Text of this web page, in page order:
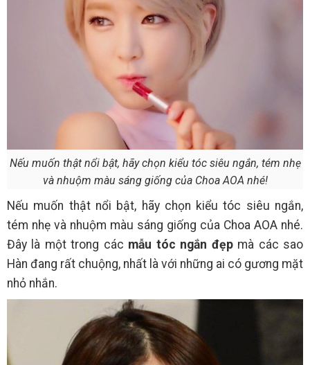
Nếu muốn thật nổi bật, hãy chọn kiểu tóc siêu ngắn, tém nhẹ
và nhuộm màu sáng giống của Choa AOA nhé!
Nếu muốn thật nổi bật, hãy chọn kiểu tóc siêu ngắn,
tém nhẹ và nhuộm màu sáng giống của Choa AOA nhé.
Đây là một trong các mẫu tóc ngắn đẹpmà các sao
Hàn đang rất chuộng, nhất là với những ai có gương mặt
nhỏ nhắn.